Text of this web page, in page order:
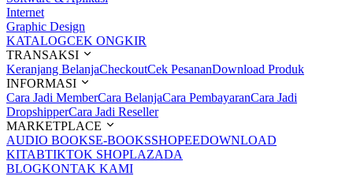
Internet
Graphic Design
KATALOGCEK ONGKIR
TRANSAKSI
Keranjang BelanjaCheckoutCek PesananDownload Produk
INFORMASI
Cara Jadi MemberCara BelanjaCara PembayaranCara Jadi
DropshipperCara Jadi Reseller
MARKETPLACE
AUDIO BOOKSE-BOOKSSHOPEEDOWNLOAD
KITABTIKTOK SHOPLAZADA
BLOGKONTAK KAMI